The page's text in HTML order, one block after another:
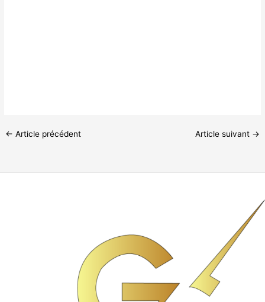
← Article précédent Article suivant →